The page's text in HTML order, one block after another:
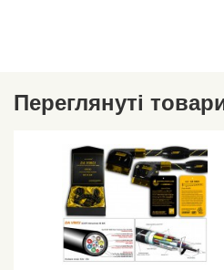
Переглянуті